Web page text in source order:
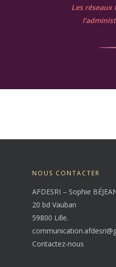
Les réseaux
NOUS CONTACTER
AFDESRI – Sophie
20 bd Vauban
59800 Lille.
Contactez-nous